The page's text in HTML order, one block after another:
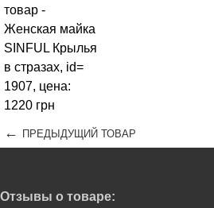
← ПРЕДЫДУЩИЙ ТОВАР
Отзывы о товаре: